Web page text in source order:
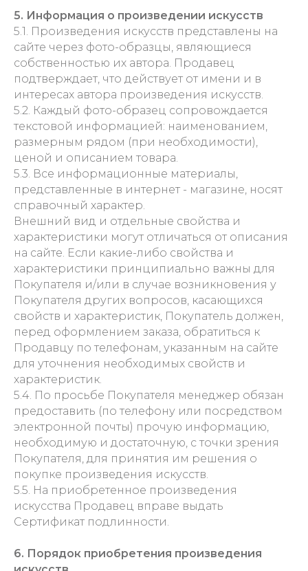
5. Информация о произведении искусств
5.1. Произведения искусств представлены на
сайте через фото-образцы, являющиеся
собственностью их автора. Продавец
подтверждает, что действует от имени и в
интересах автора произведения искусств.
5.2. Каждый фото-образец сопровождается
текстовой информацией: наименованием,
размерным рядом (при необходимости),
ценой и описанием товара.
5.3. Все информационные материалы,
представленные в интернет - магазине, носят
справочный характер.
Внешний вид и отдельные свойства и
характеристики могут отличаться от описания
на сайте. Если какие-либо свойства и
характеристики принципиально важны для
Покупателя и/или в случае возникновения у
Покупателя других вопросов, касающихся
свойств и характеристик, Покупатель должен,
перед оформлением заказа, обратиться к
Продавцу по телефонам, указанным на сайте
для уточнения необходимых свойств и
характеристик.
5.4. По просьбе Покупателя менеджер обязан
предоставить (по телефону или посредством
электронной почты) прочую информацию,
необходимую и достаточную, с точки зрения
Покупателя, для принятия им решения о
покупке произведения искусств.
5.5. На приобретенное произведения
искусства Продавец вправе выдать
Сертификат подлинности.
6. Порядок приобретения произведения